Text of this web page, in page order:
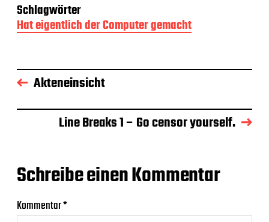
Schlagwörter
Hat eigentlich der Computer gemacht
Akteneinsicht
Line Breaks 1 – Go censor yourself.
Schreibe einen Kommentar
Kommentar*